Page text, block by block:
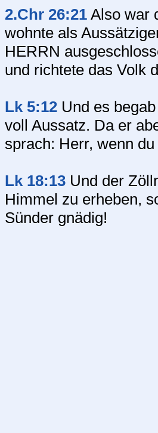
2.Chr 26:21 Also war
wohnte als
HERRN
und richtete das Volk
Lk 5:12 Und es
voll Aussatz. Da er
sprach: Herr, wenn
Lk 18:13 Und der
Himmel zu erheben,
Sünder gnädig!